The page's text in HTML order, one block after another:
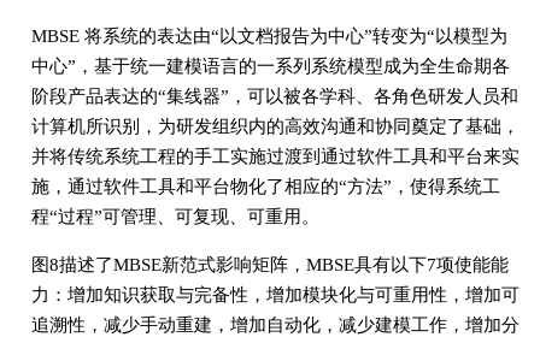
MBSE 将系统的表达由“以文档报告为中心”转变为“以模型为
中心”，基于统一建模语言的一系列系统模型成为全生命期各
阶段产品表达的“集线器”，可以被各学科、各角色研发人员和
计算机所识别，为研发组织内的高效沟通和协同奠定了基础，
并将传统系统工程的手工实施过渡到通过软件工具和平台来实
施，通过软件工具和平台物化了相应的“方法”，使得系统工
程“过程”可管理、可复现、可重用。
图8描述了MBSE新范式影响矩阵，MBSE具有以下7项使能能
力：增加知识获取与完备性，增加模块化与可重用性，增加可
追溯性，减少手动重建，增加自动化，减少建模工作，增加分